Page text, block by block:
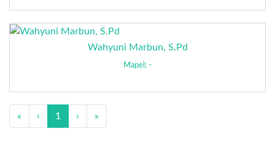
Wahyuni Marbun, S.Pd
Mapel: -
« ‹ 1 › »